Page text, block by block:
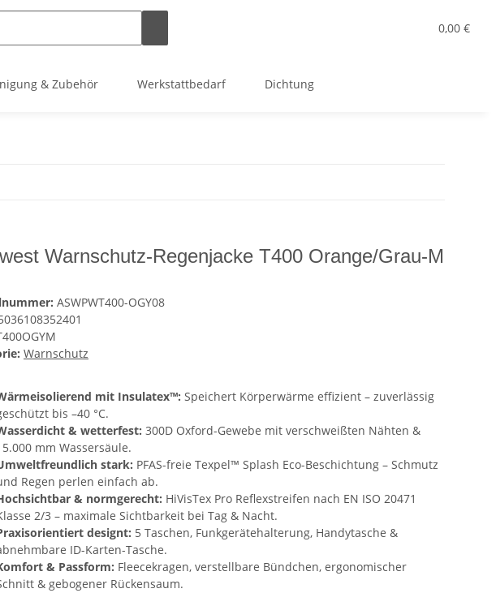
0,00 €
& Zubehör Werkstattbedarf Dichtung
Warnschutz-Regenjacke T400 Orange/Grau-M
ASWPWT400-OGY08
Warnschutz
mit Insulatex™: Speichert Körperwärme effizient – zuverlässig
bis –40 °C.
& wetterfest: 300D Oxford-Gewebe mit verschweißten Nähten &
mm Wassersäule.
stark: PFAS-freie Texpel™ Splash Eco-Beschichtung – Schmutz
Regen perlen einfach ab.
& normgerecht: HiVisTex Pro Reflexstreifen nach EN ISO 20471
2/3 – maximale Sichtbarkeit bei Tag & Nacht.
designt: 5 Taschen, Funkgerätehalterung, Handytasche &
ID-Karten-Tasche.
& Passform: Fleecekragen, verstellbare Bündchen, ergonomischer
& gebogener Rückensaum.